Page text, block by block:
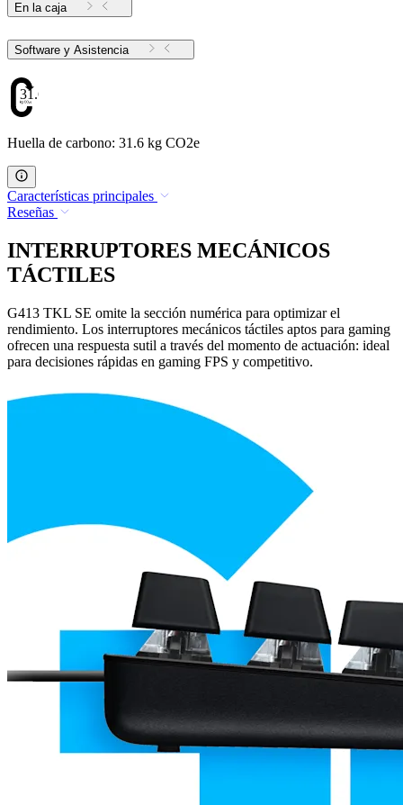
En la caja
Software y Asistencia
31.6
Huella de carbono: 31.6 kg CO2e
Características principales
Reseñas
INTERRUPTORES MECÁNICOS
TÁCTILES
G413 TKL SE omite la sección numérica para optimizar el
rendimiento. Los interruptores mecánicos táctiles aptos para gaming
ofrecen una respuesta sutil a través del momento de actuación: ideal
para decisiones rápidas en gaming FPS y competitivo.